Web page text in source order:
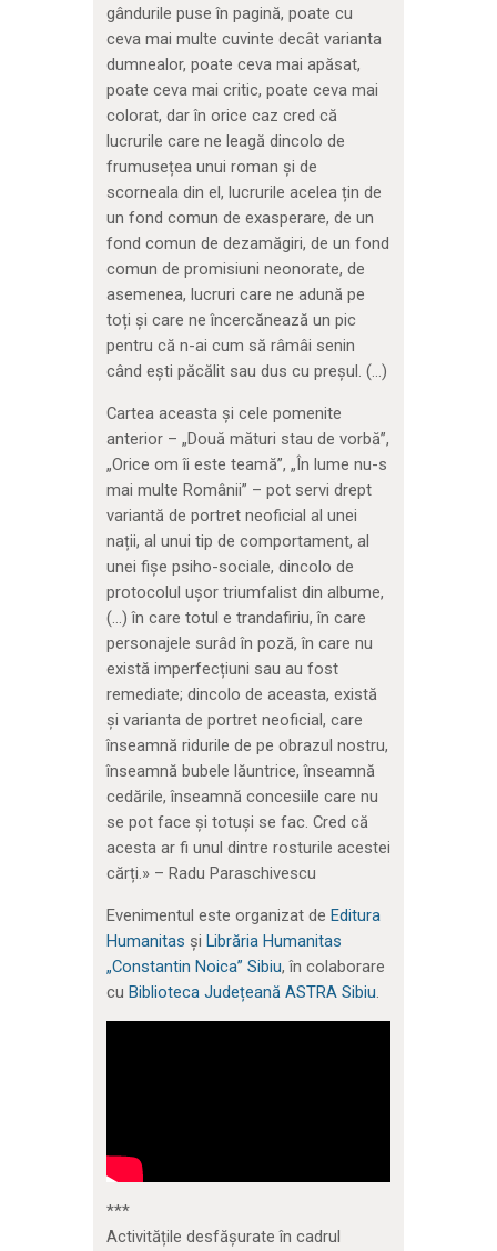
gândurile puse în pagină, poate cu
ceva mai multe cuvinte decât varianta
dumnealor, poate ceva mai apăsat,
poate ceva mai critic, poate ceva mai
colorat, dar în orice caz cred că
lucrurile care ne leagă dincolo de
frumusețea unui roman și de
scorneala din el, lucrurile acelea țin de
un fond comun de exasperare, de un
fond comun de dezamăgiri, de un fond
comun de promisiuni neonorate, de
asemenea, lucruri care ne adună pe
toți și care ne încercănează un pic
pentru că n-ai cum să râmâi senin
când ești păcălit sau dus cu preșul. (…)
Cartea aceasta și cele pomenite
anterior – „Două mături stau de vorbă”,
„Orice om îi este teamă”, „În lume nu-s
mai multe Românii” – pot servi drept
variantă de portret neoficial al unei
nații, al unui tip de comportament, al
unei fișe psiho-sociale, dincolo de
protocolul ușor triumfalist din albume,
(…) în care totul e trandafiriu, în care
personajele surâd în poză, în care nu
există imperfecțiuni sau au fost
remediate; dincolo de aceasta, există
și varianta de portret neoficial, care
înseamnă ridurile de pe obrazul nostru,
înseamnă bubele lăuntrice, înseamnă
cedările, înseamnă concesiile care nu
se pot face și totuși se fac. Cred că
acesta ar fi unul dintre rosturile acestei
cărți.» – Radu Paraschivescu
Evenimentul este organizat de Editura
Humanitas și Librăria Humanitas
„Constantin Noica” Sibiu, în colaborare
cu Biblioteca Județeană ASTRA Sibiu
***
Activitățile desfășurate în cadrul